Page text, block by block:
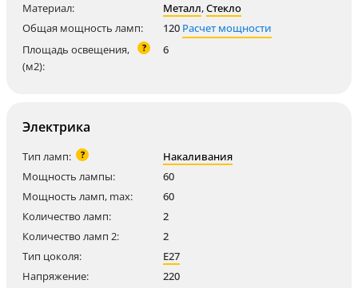
Материал:
Металл,Стекло
Общая мощность ламп:
120 Расчет мощности
Площадь освещения,
(м2):
? 6
Электрика
Тип ламп: ?
Накаливания
Мощность лампы:
60
Мощность ламп, max:
60
Количество ламп:
2
Количество ламп 2:
2
Тип цоколя:
E27
Напряжение:
220